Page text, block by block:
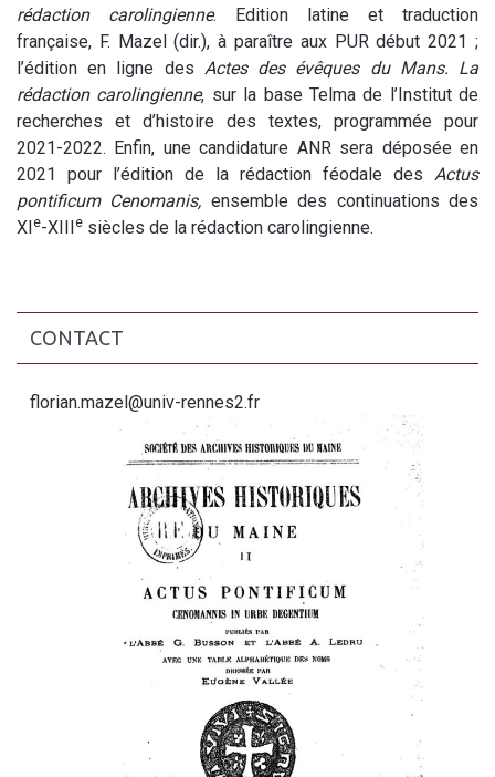
rédaction carolingienne. Edition latine et traduction
française, F. Mazel (dir.), à paraître aux PUR début 2021 ;
l’édition en ligne des Actes des évêques du Mans. La
rédaction carolingienne, sur la base Telma de l’Institut de
recherches et d’histoire des textes, programmée pour
2021-2022. Enfin, une candidature ANR sera déposée en
2021 pour l’édition de la rédaction féodale des Actus
pontificum Cenomanis, ensemble des continuations des
XIe-XIIIe siècles de la rédaction carolingienne.
CONTACT
florian.mazel@univ-rennes2.fr